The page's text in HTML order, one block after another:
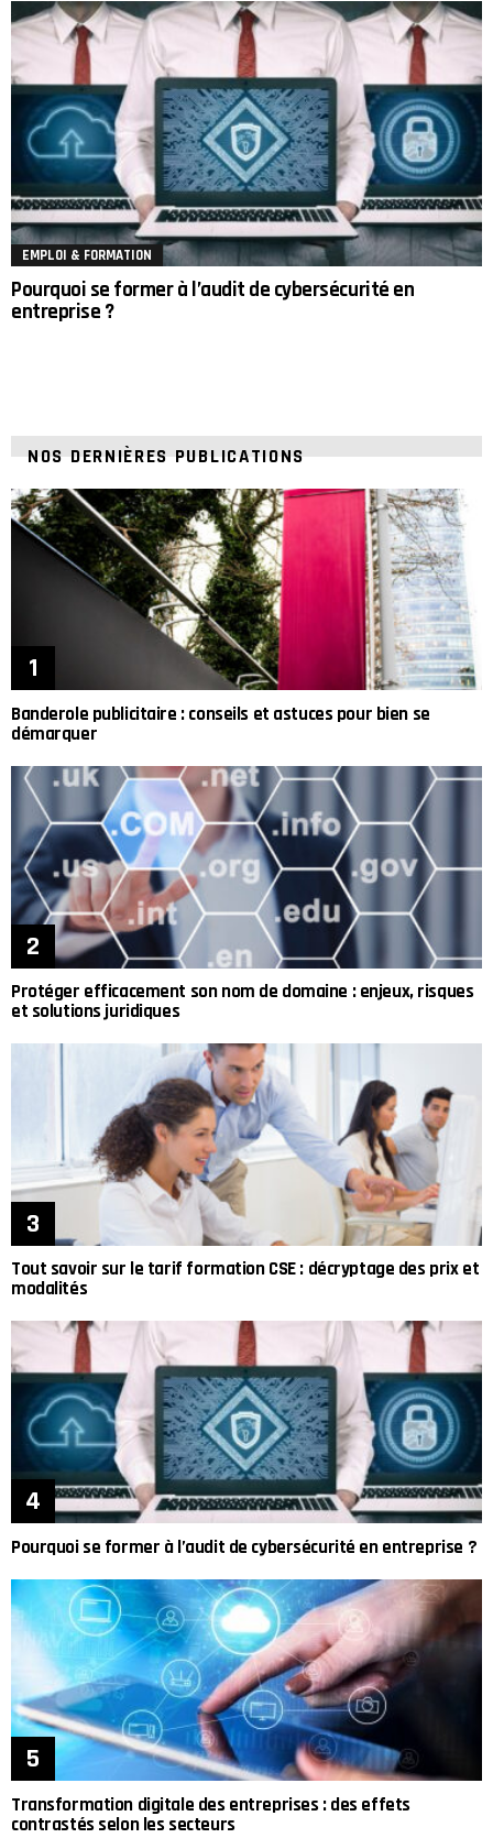
EMPLOI & FORMATION
Pourquoi se former à l’audit de cybersécurité en
entreprise ?
NOS DERNIÈRES PUBLICATIONS
Banderole publicitaire : conseils et astuces pour bien se
démarquer
Protéger efficacement son nom de domaine : enjeux, risques
et solutions juridiques
Tout savoir sur le tarif formation CSE : décryptage des prix et
modalités
Pourquoi se former à l’audit de cybersécurité en entreprise ?
Transformation digitale des entreprises : des effets
contrastés selon les secteurs